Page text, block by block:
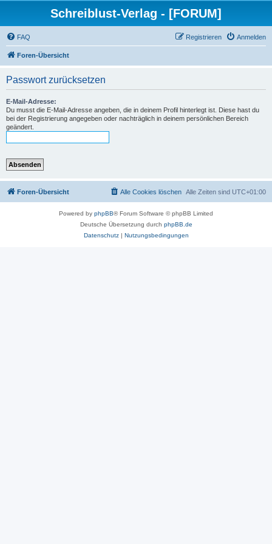
Schreiblust-Verlag - [FORUM]
FAQ Anmelden
Registrieren
Foren-Übersicht
Passwort zurücksetzen
E-Mail-Adresse:
Du musst die E-Mail-Adresse angeben, die in deinem Profil hinterlegt ist. Diese hast du
bei der Registrierung angegeben oder nachträglich in deinem persönlichen Bereich
geändert.
Foren-Übersicht Alle Zeiten sind UTC+01:00
Alle Cookies löschen
Powered by phpBB® Forum Software © phpBB Limited
Deutsche Übersetzung durch phpBB.de
Datenschutz| Nutzungsbedingungen